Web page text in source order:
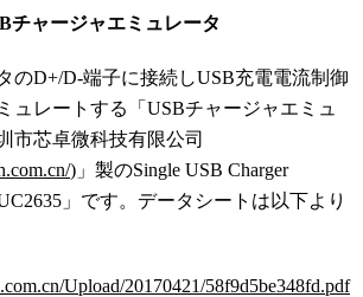
チャージャエミュレータ
のD+/D-端子に接続しUSB充電電流制御
ュレートする「USBチャージャエミュ
市芯卓微科技有限公司
)」製のSingle USB Charger
」です。データシートは以下より
Upload/20170421/58f9d5be348fd.pdf